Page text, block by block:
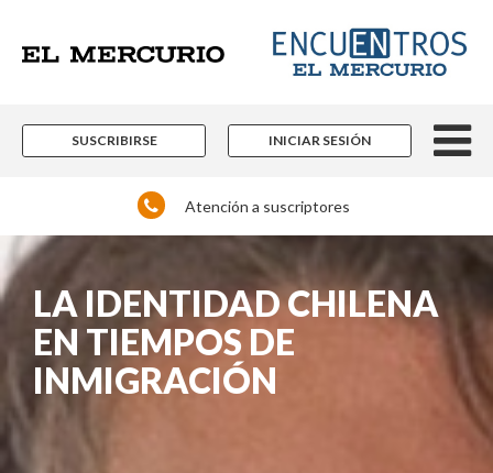
SUSCRIBIRSE INICIAR SESIÓN
Atención a suscriptores
LA IDENTIDAD CHILENA
EN TIEMPOS DE
INMIGRACIÓN